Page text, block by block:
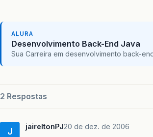
ALURA
Desenvolvimento Back-End Java
Sua Carreira em desenvolvimento back-
2 Respostas
J jaireltonPJ20 de dez. de 2006